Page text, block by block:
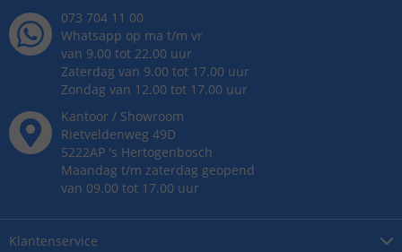
Klantenservice
073 704 11 00
Whatsapp op ma t/m vr
van 9.00 tot 22.00 uur
Zaterdag van 9.00 tot 17.00 uur
Zondag van 12.00 tot 17.00 uur
Kantoor / Showroom
Rietveldenweg 49D
5222AP 's Hertogenbosch
Maandag t/m zaterdag geopend
van 09.00 tot 17.00 uur